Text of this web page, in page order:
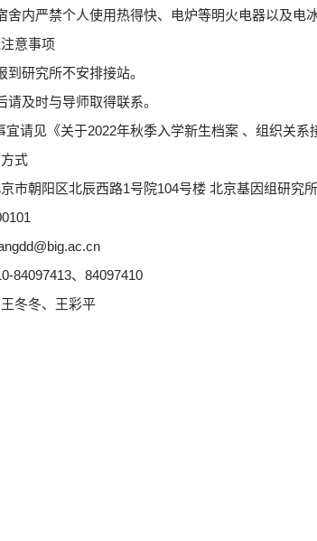
舍内严禁个人使用热得快、电炉等明火电器以及电
意事项
到研究所不安排接站。
请及时与导师取得联系。
宜请见《关于2022年秋季入学新生档案 、组织关系
式
朝阳区北辰西路1号院104号楼 北京基因组研究
84097413、 84097410
冬、王彩平